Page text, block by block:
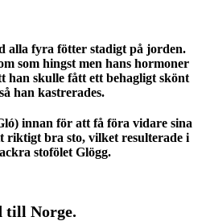
alla fyra fötter stadigt på jorden.
som hingst men hans hormoner
han skulle fått ett behagligt skönt
han kastrerades.
innan för att få föra vidare sina
riktigt bra sto, vilket resulterade i
stofölet Glögg.
till Norge.